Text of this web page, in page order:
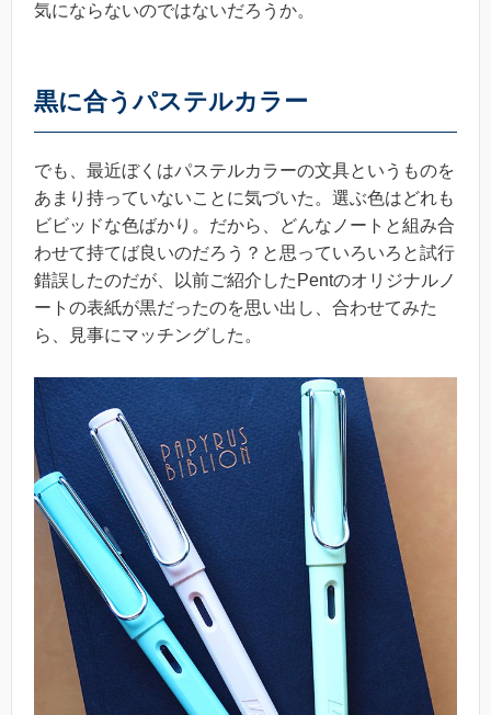
気にならないのではないだろうか。
黒に合うパステルカラー
でも、最近ぼくはパステルカラーの文具というものを
あまり持っていないことに気づいた。選ぶ色はどれも
ビビッドな色ばかり。だから、どんなノートと組み合
わせて持てば良いのだろう？と思っていろいろと試行
錯誤したのだが、以前ご紹介したPentのオリジナルノ
ートの表紙が黒だったのを思い出し、合わせてみた
ら、見事にマッチングした。